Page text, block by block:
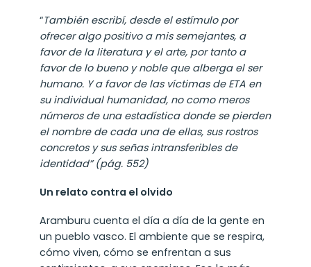
“También escribí, desde el estímulo por
ofrecer algo positivo a mis semejantes, a
favor de la literatura y el arte, por tanto a
favor de lo bueno y noble que alberga el ser
humano. Y a favor de las víctimas de ETA en
su individual humanidad, no como meros
números de una estadística donde se pierden
el nombre de cada una de ellas, sus rostros
concretos y sus señas intransferibles de
identidad” (pág. 552)
Un relato contra el olvido
Aramburu cuenta el día a día de la gente en
un pueblo vasco. El ambiente que se respira,
cómo viven, cómo se enfrentan a sus